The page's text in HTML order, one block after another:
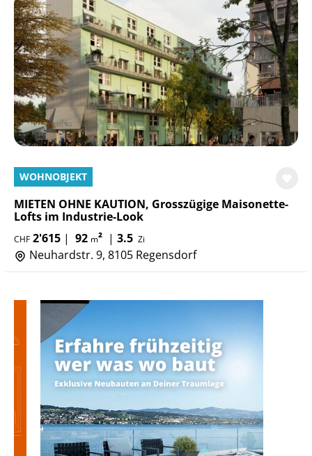
WOHNOBJEKT
MIETEN OHNE KAUTION, Grosszügige Maisonette-
Lofts im Industrie-Look
CHF 2'615 | 92 m² | 3.5 Zi
Neuhardstr. 9, 8105 Regensdorf